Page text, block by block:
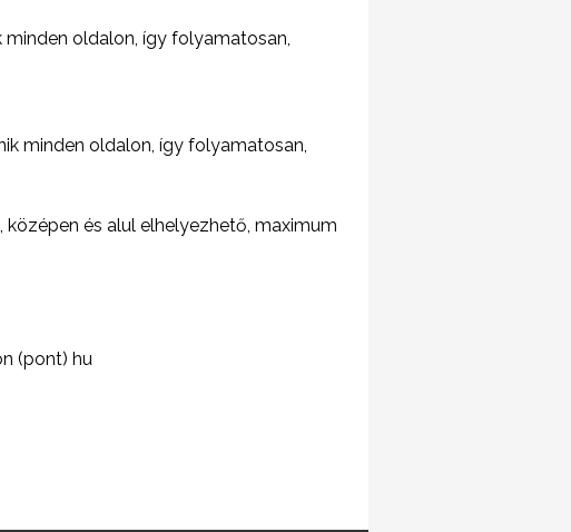
oldalon, így folyamatosan,
minden oldalon, így folyamatosan,
és alul elhelyezhető, maximum
(pont) hu